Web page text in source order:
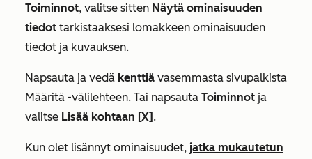
Toiminnot, valitse sitten Näytä ominaisuuden
tiedot tarkistaaksesi lomakkeen ominaisuuden
tiedot ja kuvauksen.
Napsauta ja vedä kenttiä vasemmasta sivupalkista
Määritä -välilehteen. Tai napsauta Toiminnot ja
valitse Lisää kohtaan [X] .
Kun olet lisännyt ominaisuudet, jatka mukautetun